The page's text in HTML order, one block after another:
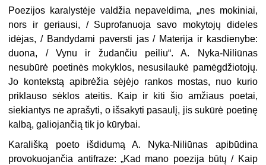
Poezijos karalystėje valdžia nepaveldima, „nes mokiniai,
nors ir geriausi, / Suprofanuoja savo mokytojų dideles
idėjas, / Bandydami paversti jas / Materija ir kasdienybe:
duona, / Vynu ir žudančiu peiliu“. A. Nyka-Niliūnas
nesubūrė poetinės mokyklos, nesusilaukė pamėgdžiotojų.
Jo kontekstą apibrėžia sėjėjo rankos mostas, nuo kurio
priklauso sėklos ateitis. Kaip ir kiti šio amžiaus poetai,
siekiantys ne aprašyti, o išsakyti pasaulį, jis sukūrė poetinę
kalbą, galiojančią tik jo kūrybai.
Karališką poeto išdidumą A. Nyka-Niliūnas apibūdina
provokuojančia antifraze: „Kad mano poezija būtų / Kaip